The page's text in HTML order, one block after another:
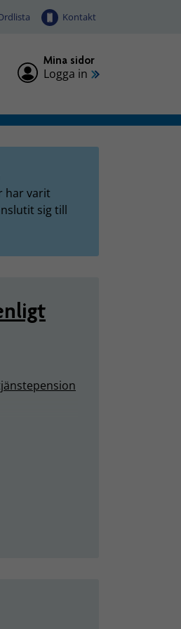
Kontakt
Mina sidor
Logga in
har varit
sig till